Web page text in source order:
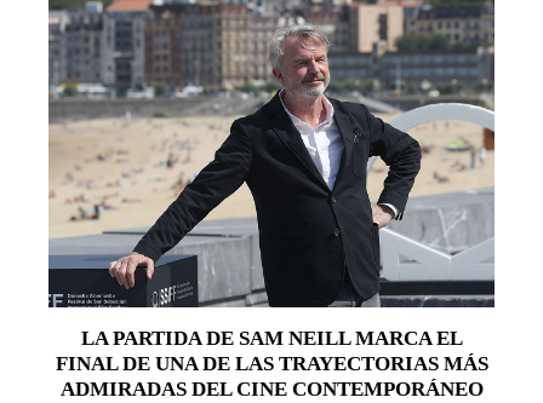
LA PARTIDA DE SAM NEILL MARCA EL
FINAL DE UNA DE LAS TRAYECTORIAS MÁS
ADMIRADAS DEL CINE CONTEMPORÁNEO